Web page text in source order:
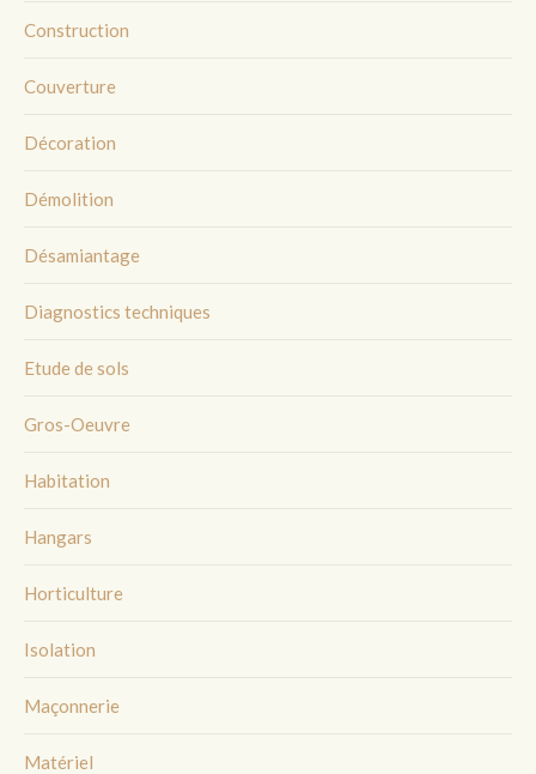
Construction
Couverture
Décoration
Démolition
Désamiantage
Diagnostics techniques
Etude de sols
Gros-Oeuvre
Habitation
Hangars
Horticulture
Isolation
Maçonnerie
Matériel